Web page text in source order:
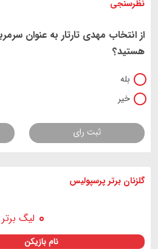
نظرسنجی
از انتخاب مهدی تارتار به عنوان
هستید؟
بله
خیر
ثبت رای
گلزنان برتر پرسپولیس
لیگ برتر
نام بازیکن